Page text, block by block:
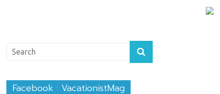
Facebook : VacationistMag